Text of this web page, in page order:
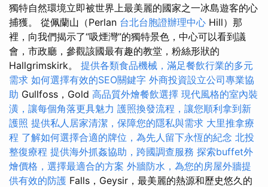
獨特自然環境立即被世界上最美麗的國家之一冰島遊客的心
捕獲。 從佩蘭山（Perlan 台北台胞證辦理中心 Hill）那
裡，向我們揭示了“吸煙灣”的獨特景色，中心可以看到議
會，市政廳，參觀該國最有趣的教堂，粉絲形狀的
Hallgrimskirk。 提供各類食品機械，滿足餐飲行業的多元
需求 如何選擇有效的SEO關鍵字 外商投資設立公司專業協
助 Gullfoss，Gold 高品質外燴餐飲選擇 現代風格的室內裝
潢，讓每個角落更具魅力 護照換發流程，讓您順利拿到新
護照 提供私人居家清潔，保障您的隱私與需求 大里推拿療
程 了解如何選擇合適的牌位，為先人留下永恆的紀念 北投
整復療程 提供海外抓姦協助，跨國調查服務 探索buffet外
燴價格，選擇最適合的方案 外牆防水，為您的房屋外牆提
供有效的防護 Falls，Geysir，最美麗的熱源和歷史悠久的